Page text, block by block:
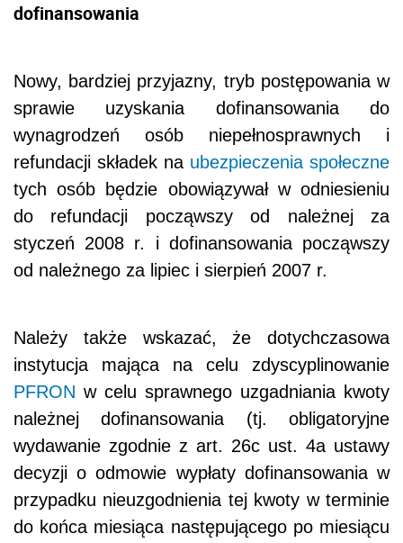
dofinansowania
Nowy, bardziej przyjazny, tryb postępowania w
sprawie uzyskania dofinansowania do
wynagrodzeń osób niepełnosprawnych i
refundacji składek na ubezpieczenia społeczne
tych osób będzie obowiązywał w odniesieniu
do refundacji począwszy od należnej za
styczeń 2008 r. i dofinansowania począwszy
od należnego za lipiec i sierpień 2007 r.
Należy także wskazać, że dotychczasowa
instytucja mająca na celu zdyscyplinowanie
PFRON w celu sprawnego uzgadniania kwoty
należnej dofinansowania (tj. obligatoryjne
wydawanie zgodnie z art. 26c ust. 4a ustawy
decyzji o odmowie wypłaty dofinansowania w
przypadku nieuzgodnienia tej kwoty w terminie
do końca miesiąca następującego po miesiącu